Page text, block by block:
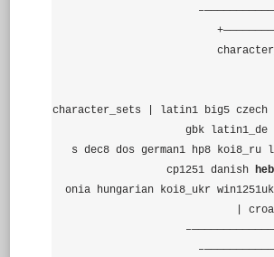
| character_sets | latin1 big5 czech
gbk
s dec8 dos german1 hp8 koi8_ru
cp1251 danish
onia hungarian koi8_ukr
+—————-